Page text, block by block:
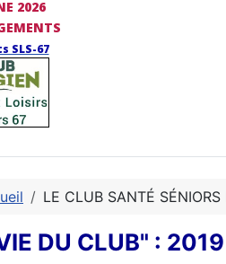
2026
SLS-67
LE CLUB SANTÉ SÉNIORS
DU CLUB" :